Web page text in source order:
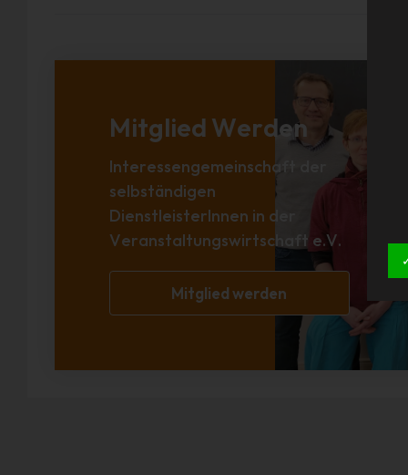
Mitglied Werden
Interessengemeinschaft der
selbständigen
DienstleisterInnen in der
Veranstaltungswirtschaft e.V.
Mitglied werden